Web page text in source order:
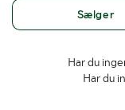
Sælger
Har du
Har du